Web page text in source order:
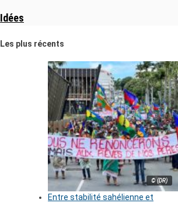
Idées
Les plus récents
© (DR)
Entre stabilité sahélienne et